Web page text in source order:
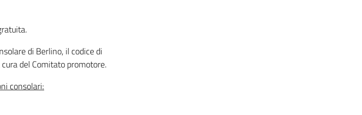
di Berlino, il codice di
del Comitato promotore.
consolari: